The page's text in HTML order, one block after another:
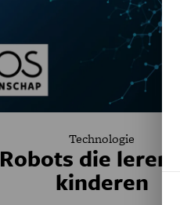
Technologie
Robots die leren
kinderen